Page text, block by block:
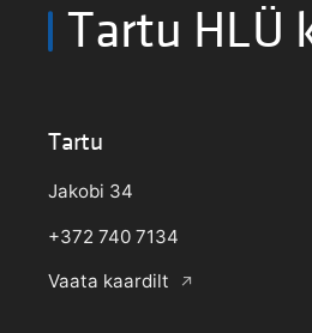
Tartu HLÜ
Tartu
Jakobi 34
+372 740 7134
Vaata kaardilt